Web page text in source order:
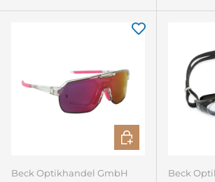
Beck Optikhandel GmbH
CHOISIR LES
Beck